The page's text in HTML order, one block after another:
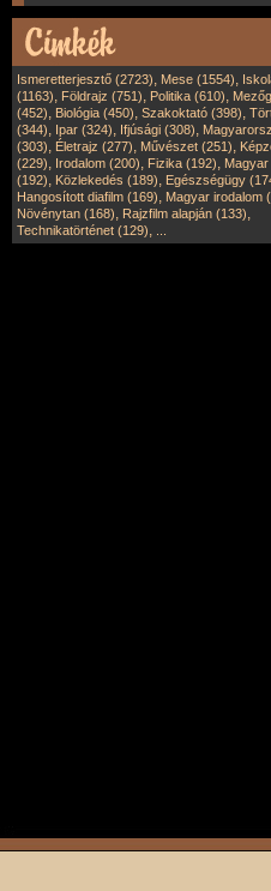
Ismeretterjesztő (2723), Mese (1554),
(1163), Földrajz (751), Politika (610),
(452), Biológia (450), Szakoktató (398),
(344), Ipar (324), Ifjúsági (308),
(303), Életrajz (277), Művészet (251),
(229), Irodalom (200), Fizika (192),
(192), Közlekedés (189), Egészségügy
Hangosított diafilm (169), Magyar irodalom
Növénytan (168), Rajzfilm alapján (133),
Technikatörténet (129),